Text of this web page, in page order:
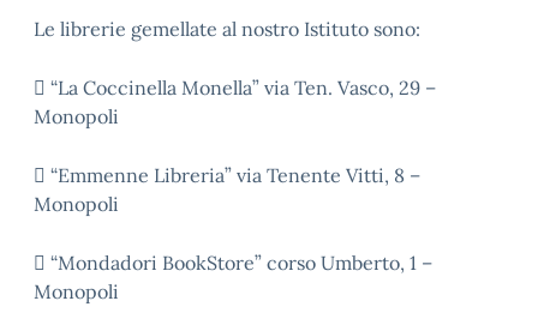
Le librerie gemellate al nostro Istituto sono:
 “La Coccinella Monella” via Ten. Vasco, 29 –
Monopoli
 “Emmenne Libreria” via Tenente Vitti, 8 –
Monopoli
 “Mondadori BookStore” corso Umberto, 1 –
Monopoli